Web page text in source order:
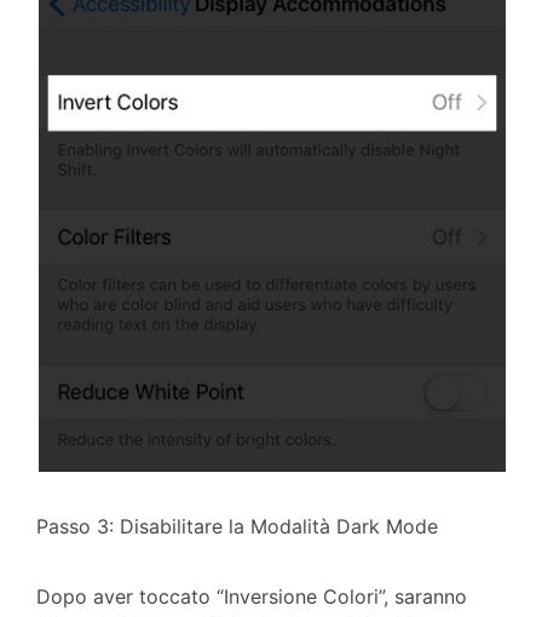
Passo 3: Disabilitare la Modalità Dark Mode
Dopo aver toccato “Inversione Colori”, saranno